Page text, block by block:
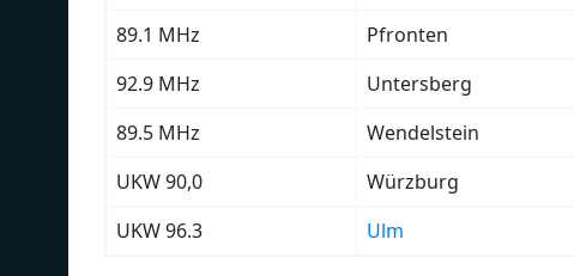
89.1 MHz
Pfronten
92.9 MHz
Untersberg
89.5 MHz
Wendelstein
UKW 90,0
Würzburg
UKW 96.3
Ulm